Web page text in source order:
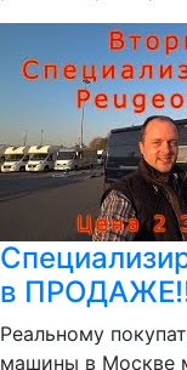
в
Реальному
машины в Москве